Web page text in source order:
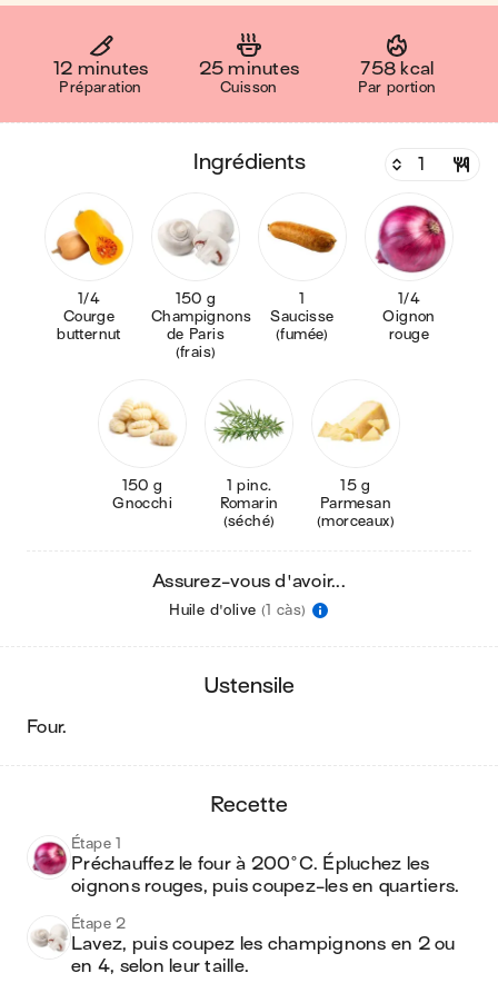
12 minutes
Préparation
25 minutes
Cuisson
758 kcal
Par portion
ingrédients
1/4
Courge
butternut
150 g
Champignons
de Paris
(frais)
1
Saucisse
(fumée)
1/4
Oignon
rouge
150 g
Gnocchi
1 pinc.
Romarin
(séché)
15 g
Parmesan
(morceaux)
Assurez-vous d'avoir...
Huile d'olive (1 càs)
ustensile
four.
recette
Étape 1
Préchauffez le four à 200°C. Épluchez les
oignons rouges, puis coupez-les en quartiers.
Étape 2
Lavez, puis coupez les champignons en 2 ou
en 4, selon leur taille.